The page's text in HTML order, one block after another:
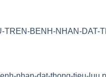
TREN-BENH-NHAN-DAT-